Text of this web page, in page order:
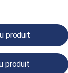
produit
produit